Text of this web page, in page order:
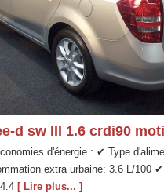
d sw III 1.6 crdi90
d'énergie : ✔ Type
extra urbaine: 3.6 L/100
4.4[ Lire plus... ]